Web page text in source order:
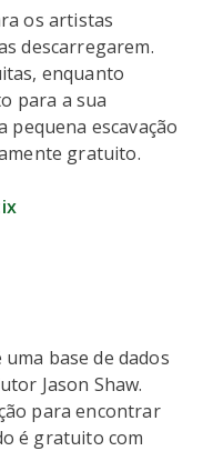
os artistas
descarregarem.
enquanto
para a sua
pequena escavação
gratuito.
base de dados
Jason Shaw.
para encontrar
é gratuito com